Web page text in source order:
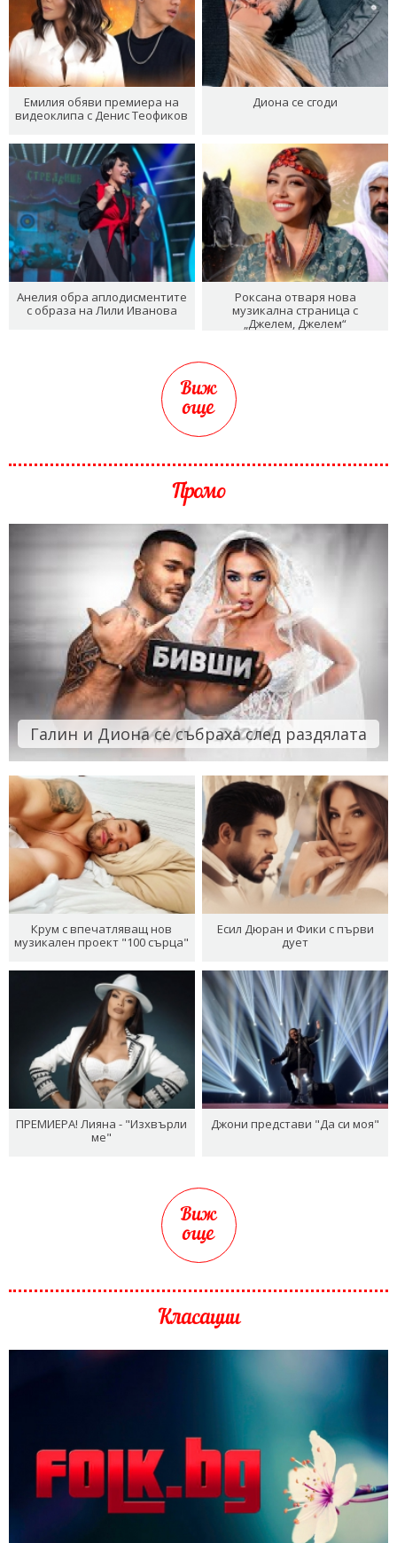
Емилия обяви премиера на
видеоклипа с Денис Теофиков
Диона се сгоди
Анелия обра аплодисментите
с образа на Лили Иванова
Роксана отваря нова
музикална страница с
„Джелем, Джелем“
Виж
още
Промо
Галин и Диона се събраха след раздялата
Крум с впечатляващ нов
музикален проект "100 сърца"
Есил Дюран и Фики с първи
дует
ПРЕМИЕРА! Лияна - "Изхвърли
ме"
Джони представи "Да си моя"
Виж
още
Класации